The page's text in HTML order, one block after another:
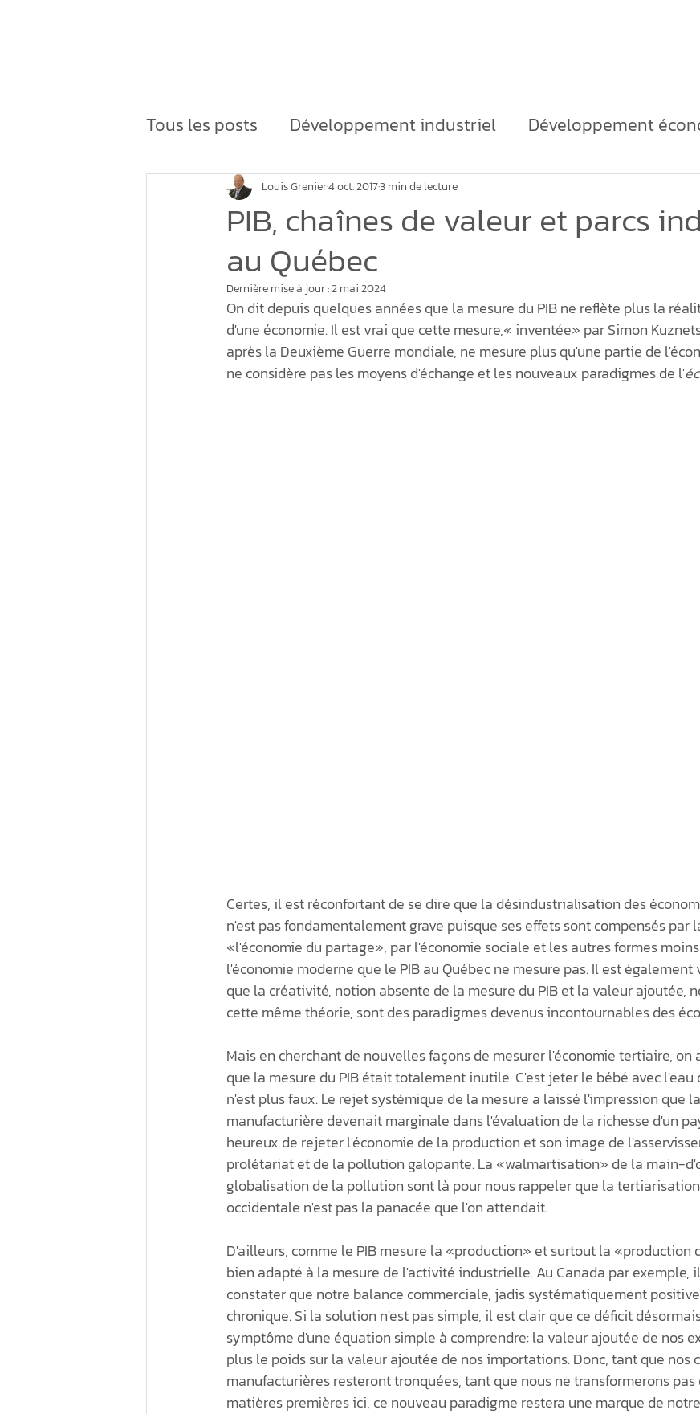
Tous les posts Développement industriel Développement
Développement du territoire Marketing territorial
densification des parc industriels
Économie régénérative économie régénérative Chaînes
Élections municipales 2025 Tarif douanier Transition
PIB, chaînes de valeur et parcs
au Québec
Louis Grenier4 oct. 20173 min de lecture
Dernière mise à jour :2 mai 2024
On dit depuis quelques années que la mesure du PIB ne reflète plus la
d'une économie. Il est vrai que cette mesure,« inventée» par Simon
après la Deuxième Guerre mondiale, ne mesure plus qu'une partie de
ne considère pas les moyens d'échange et les nouveaux paradigmes de l'
Certes, il est réconfortant de se dire que la désindustrialisation des
n'est pas fondamentalement grave puisque ses effets sont compensés par
«l'économie du partage», par l'économie sociale et les autres formes
l'économie moderne que le PIB au Québec ne mesure pas. Il est
que la créativité, notion absente de la mesure du PIB et la valeur ajoutée,
cette même théorie, sont des paradigmes devenus incontournables des
Mais en cherchant de nouvelles façons de mesurer l'économie tertiaire, on
que la mesure du PIB était totalement inutile. C'est jeter le bébé avec l'eau
n'est plus faux. Le rejet systémique de la mesure a laissé l'impression que
manufacturière devenait marginale dans l'évaluation de la richesse d'un
heureux de rejeter l'économie de la production et son image de
prolétariat et de la pollution galopante. La «walmartisation» de la main-
globalisation de la pollution sont là pour nous rappeler que la
occidentale n'est pas la panacée que l'on attendait.
D'ailleurs, comme le PIB mesure la «production» et surtout la «production
bien adapté à la mesure de l'activité industrielle. Au Canada par exemple,
constater que notre balance commerciale, jadis systématiquement
chronique. Si la solution n'est pas simple, il est clair que ce déficit
symptôme d'une équation simple à comprendre: la valeur ajoutée de nos
plus le poids sur la valeur ajoutée de nos importations. Donc, tant que nos
manufacturières resteront tronquées, tant que nous ne transformerons
matières premières ici, ce nouveau paradigme restera une marque de